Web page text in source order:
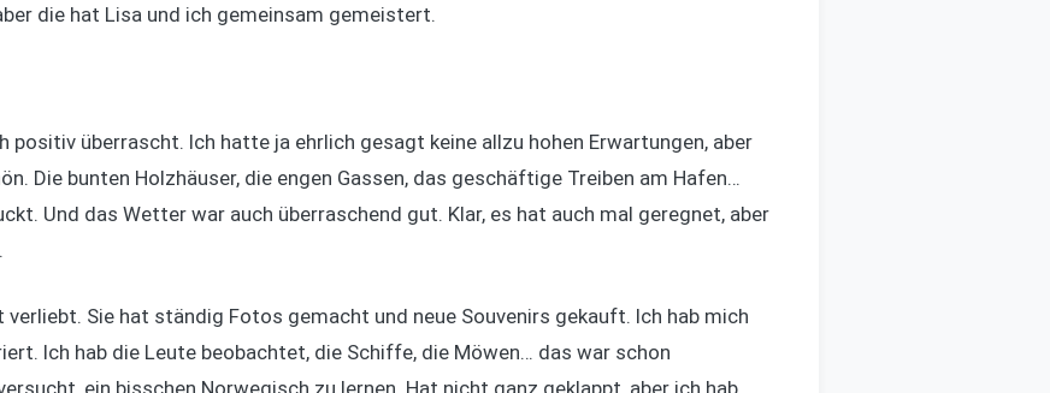
die hat Lisa und ich gemeinsam gemeistert.
positiv überrascht. Ich hatte ja ehrlich gesagt keine allzu hohen Erwartungen, aber
Die bunten Holzhäuser, die engen Gassen, das geschäftige Treiben am Hafen…
Und das Wetter war auch überraschend gut. Klar, es hat auch mal geregnet, aber
Sie hat ständig Fotos gemacht und neue Souvenirs gekauft. Ich hab mich
Ich hab die Leute beobachtet, die Schiffe, die Möwen… das war schon
ein bisschen Norwegisch zu lernen. Hat nicht ganz geklappt, aber ich hab